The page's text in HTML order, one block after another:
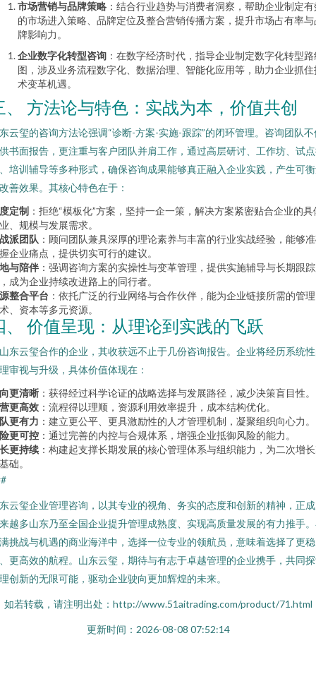
市场营销与品牌策略 ：结合行业趋势与消费者洞察，帮助企业制定
的市场进入策略、品牌定位及整合营销传播方案，提升市场占有率与
牌影响力。
企业数字化转型咨询 ：在数字经济时代，指导企业制定数字化转型
图，涉及业务流程数字化、数据治理、智能化应用等，助力企业抓住
术变革机遇。
、 方法论与特色：实战为本，价值共创
云玺的咨询方法论强调“诊断-方案-实施-跟踪”的闭环管理。咨询团队不
书面报告，更注重与客户团队并肩工作，通过高层研讨、工作坊、试
培训辅导等多种形式，确保咨询成果能够真正融入企业实践，产生可
善效果。其核心特色在于：
定制 ：拒绝“模板化”方案，坚持一企一策，解决方案紧密贴合企业的具
、规模与发展需求。
派团队 ：顾问团队兼具深厚的理论素养与丰富的行业实战经验，能够
企业痛点，提供切实可行的建议。
与陪伴 ：强调咨询方案的实操性与变革管理，提供实施辅导与长期跟
成为企业持续改进路上的同行者。
整合平台 ：依托广泛的行业网络与合作伙伴，能为企业链接所需的管
、资本等多元资源。
、 价值呈现：从理论到实践的飞跃
东云玺合作的企业，其收获远不止于几份咨询报告。企业将经历系统
审视与升级，具体价值体现在：
更清晰 ：获得经过科学论证的战略选择与发展路径，减少决策盲目性。
更高效 ：流程得以理顺，资源利用效率提升，成本结构优化。
更有力 ：建立更公平、更具激励性的人才管理机制，凝聚组织向心力。
更可控 ：通过完善的内控与合规体系，增强企业抵御风险的能力。
更持续 ：构建起支撑长期发展的核心管理体系与组织能力，为二次增
础。
云玺企业管理咨询，以其专业的视角、务实的态度和创新的精神，正
越多山东乃至全国企业提升管理成熟度、实现高质量发展的有力推手
挑战与机遇的商业海洋中，选择一位专业的领航员，意味着选择了更稳
更高效的航程。山东云玺，期待与有志于卓越管理的企业携手，共同
创新的无限可能，驱动企业驶向更加辉煌的未来。
如若转载，请注明出处：http://www.51aitrading.com/product/71.html
更新时间：2026-08-08 07:52:14